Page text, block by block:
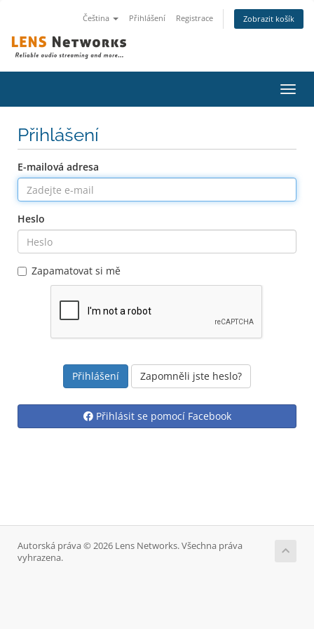
Čeština Přihlášení Registrace Zobrazit košík
Přihlášení
E-mailová adresa
Heslo
Zapamatovat si mě
Zapomněli jste heslo?
Přihlásit se pomocí Facebook
Autorská práva © 2026 Lens Networks. Všechna práva
vyhrazena.